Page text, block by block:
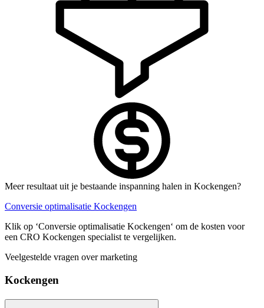
Meer resultaat uit je bestaande inspanning halen in Kockengen?
Conversie optimalisatie Kockengen
Klik op ‘Conversie optimalisatie Kockengen‘ om de kosten voor
een CRO Kockengen specialist te vergelijken.
Veelgestelde vragen over marketing
Kockengen